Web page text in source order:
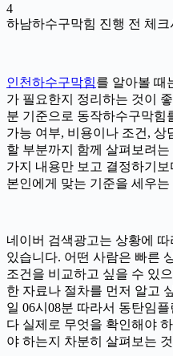
4
하남하수구막힘 진행 전 체크
인천하수구막힘를 알아볼 때
가 필요한지 정리하는 것이
분 기준으로 동작하수구막힘
가능 여부, 비용이나 조건, 상
할 부분까지 함께 살펴보려
가지 내용만 보고 결정하기
본인에게 맞는 기준을 세우
네이버 검색광고는 상황에
있습니다. 어떤 사람은 빠른
조건을 비교하고 싶을 수 있
한 자료나 절차를 먼저 알고
일 06시08분 따라서 동탄임
다 실제로 무엇을 확인해야
야 하는지 차분히 살펴보는